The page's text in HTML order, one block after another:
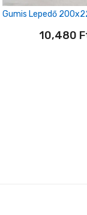
Gumis Lepedő
10,480